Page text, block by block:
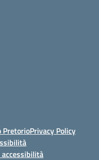
PretorioPrivacy Policy
accessibilità